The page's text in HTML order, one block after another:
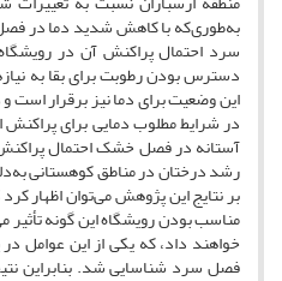
به‌طوری‌که با کاهش شدید دما در
سرد احتمال پراکنش آن در
دسترس بودن رطوبت برای بقا به
این وضعیت برای دما نیز برقرار
در شرایط مطلوب دمایی برای
آستانه در فصل خشک احتمال
رشد درختان در مناطق کوهستانی
بر نتایج این پژوهش می‌توان اظهار
مناسب بودن رویشگاه این گونه تأثیر
خواهند داد، که یکی از این عوامل
فصل سرد شناسایی شد. بنابراین